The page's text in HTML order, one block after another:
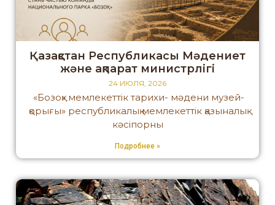
Қазақстан Республикасы Мәдениет
және ақпарат министрлігі
24 ИЮЛЯ, 2026
«Бозоқ» мемлекеттік тарихи- мәдени музей-
қорығы» республикалық мемлекеттік қазыналық
кәсіпорны
Подробнее »